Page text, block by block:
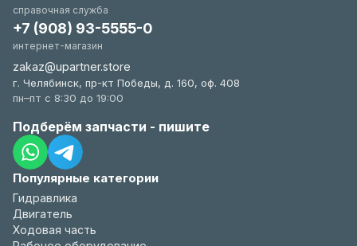
Популярные категории
Гидравлика
Двигатель
Ходовая часть
справочная служба
+7 (908) 93-5555-0
интернет-магазин
zakaz@upartner.store
г. Челябинск, пр-кт Победы, д. 160, оф. 408
пн–пт с 8:30 до 19:00
Подберём запчасти - пишите